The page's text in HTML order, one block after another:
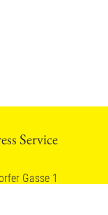
Service
Gasse 1